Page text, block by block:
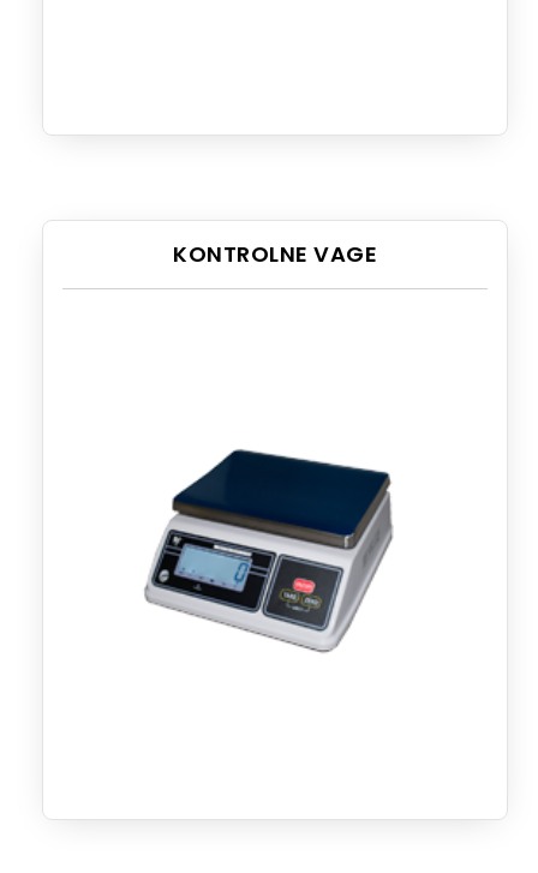
KONTROLNE VAGE